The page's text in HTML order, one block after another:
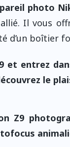
photo
Il vous
d’un boîtier
et entrez
le